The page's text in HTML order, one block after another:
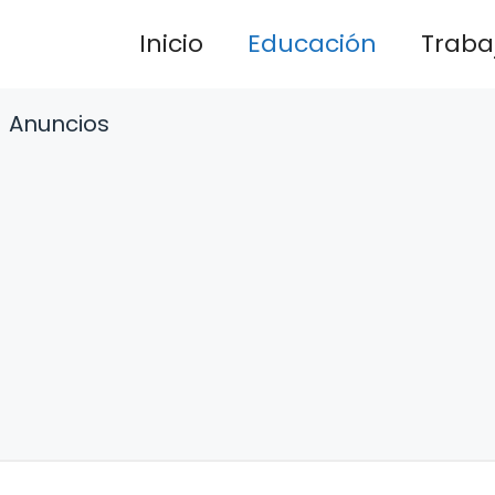
Inicio Educación
Anuncios